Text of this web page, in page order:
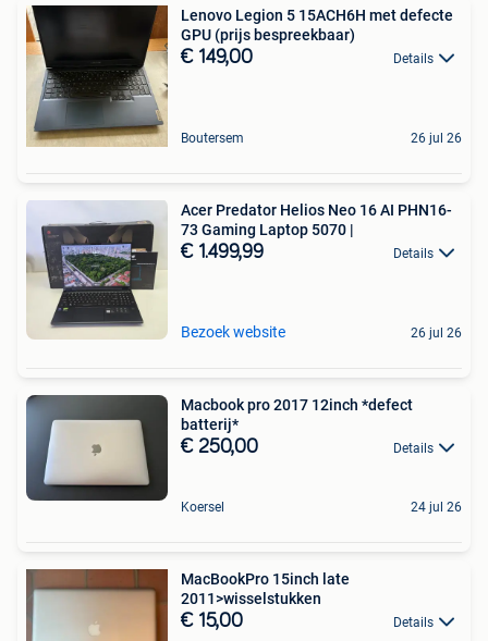
Lenovo Legion 5 15ACH6H met defecte
GPU (prijs bespreekbaar)
€ 149,00 Details
Boutersem 26 jul 26
Acer Predator Helios Neo 16 AI PHN16-
73 Gaming Laptop 5070 |
€ 1.499,99 Details
Bezoek website 26 jul 26
Macbook pro 2017 12inch *defect
batterij*
€ 250,00 Details
Koersel 24 jul 26
MacBookPro 15inch late
2011>wisselstukken
€ 15,00 Details